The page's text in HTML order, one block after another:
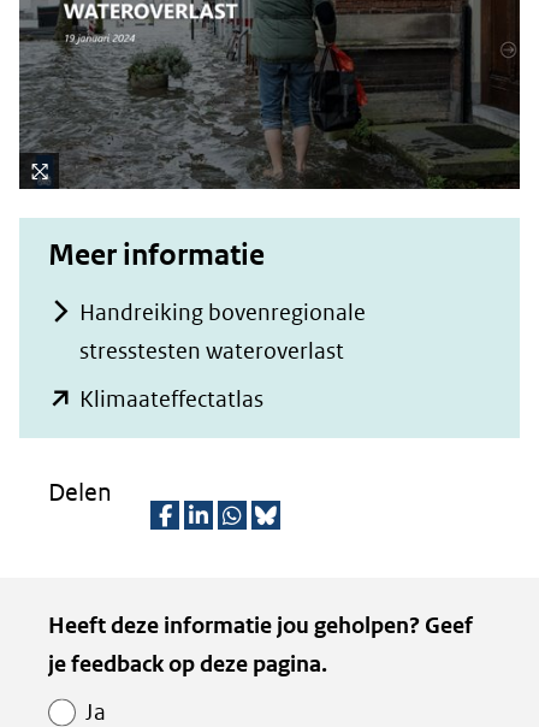
ro
(afbeelding:
handreiking-
wateroverlast.png)
Meer informatie
Handreiking bovenregionale
stresstesten wateroverlast
Klimaateffectatlas(opent
in
venster)
een
andere
Delen
l
e
l
e
l
e
z
e
Kopie
van
Paginawaardering
Heeft deze informatie jou geholpen? Geef
je feedback op deze pagina.
Ja